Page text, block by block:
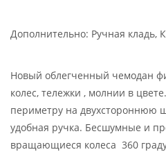
Дополнительно: Ручная кладь,
Новый облегченный чемодан
колес, тележки , молнии в
периметру на двухстороннюю
удобная ручка. Бесшумные и
вращающиеся колеса 360